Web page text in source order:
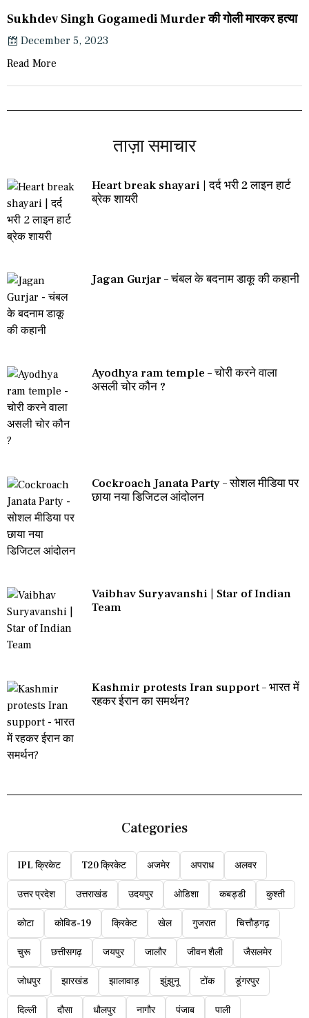
Sukhdev Singh Gogamedi Murder की गोली मारकर हत्या
December 5, 2023
Read More
ताज़ा समाचार
Heart break shayari | दर्द भरी 2 लाइन हार्ट
ब्रेक शायरी
Jagan Gurjar – चंबल के बदनाम डाकू की कहानी
Ayodhya ram temple – चोरी करने वाला
असली चोर कौन ?
Cockroach Janata Party – सोशल मीडिया पर
छाया नया डिजिटल आंदोलन
Vaibhav Suryavanshi | Star of Indian
Team
Kashmir protests Iran support – भारत में
रहकर ईरान का समर्थन?
Categories
IPL क्रिकेट T20 क्रिकेट अजमेर अपराध अलवर
उत्तर प्रदेश उत्तराखंड उदयपुर ओडिशा कबड्डी कुश्ती
कोटा कोविड-19 क्रिकेट खेल गुजरात चित्तौड़गढ़
चुरू छत्तीसगढ़ जयपुर जालौर जीवन शैली जैसलमेर
जोधपुर झारखंड झालावाड़ झुंझुनू टोंक डूंगरपुर
दिल्ली दौसा धौलपुर नागौर पंजाब पाली